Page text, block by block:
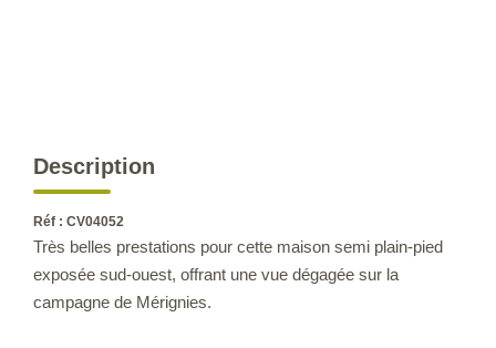
Description
Réf : CV04052
Très belles prestations pour cette maison semi plain-pied
exposée sud-ouest, offrant une vue dégagée sur la
campagne de Mérignies.